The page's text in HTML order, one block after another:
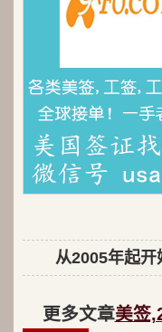
从2005年起
更多文章美签